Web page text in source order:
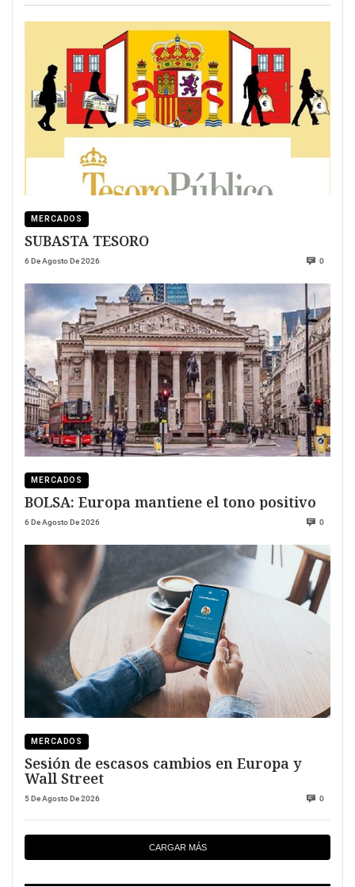
MERCADOS
SUBASTA TESORO
6 De Agosto De 2026 0
MERCADOS
BOLSA: Europa mantiene el tono positivo
6 De Agosto De 2026 0
MERCADOS
Sesión de escasos cambios en Europa y
Wall Street
5 De Agosto De 2026 0
CARGAR MÁS